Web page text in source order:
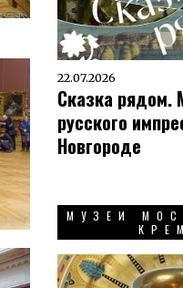
22.07.2026
Сказка рядом.
русского
Новгороде
МУЗЕИ